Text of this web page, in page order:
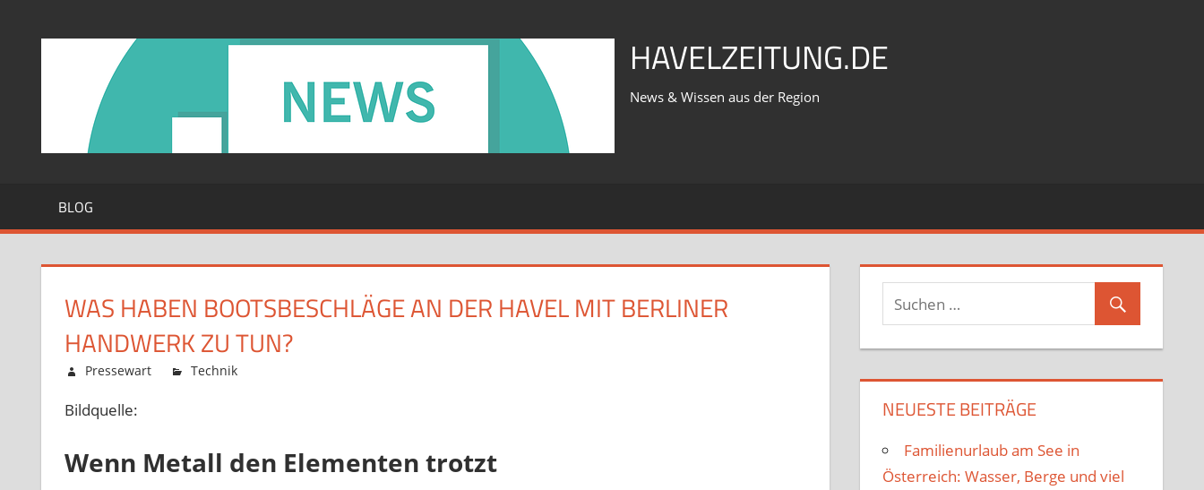
HAVELZEITUNG.DE
News & Wissen aus der Region
BLOG
WAS HABEN BOOTSBESCHLÄGE AN DER HAVEL MIT BERLINER
HANDWERK ZU TUN?
Februar 12, 2026
Pressewart Technik
an
der
Bildquelle:
Wenn Metall den Elementen trotzt
NEUESTE BEITRÄGE
Familienurlaub am See in
Österreich: Wasser, Berge und viel